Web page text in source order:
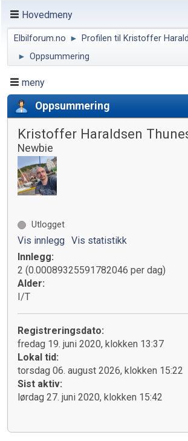
Hovedmeny
Elbilforum.no ►
Profilen til Kristoffer
► Oppsummering
meny
Oppsummering
Kristoffer Haraldsen
Newbie
Utlogget
Vis innlegg Vis statistikk
Innlegg:
2 (0.00089325591782046 per dag)
Alder:
I/T
Registreringsdato:
fredag 19. juni 2020, klokken 13:37
Lokal tid:
torsdag 06. august 2026, klokken 15:22
Sist aktiv:
lørdag 27. juni 2020, klokken 15:42